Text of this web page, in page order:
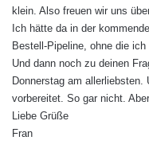
klein. Also freuen wir uns
Ich hätte da in der
Bestell-Pipeline, ohne die
Und dann noch zu deinen
Donnerstag am
vorbereitet. So gar nicht.
Liebe Grüße
Fran